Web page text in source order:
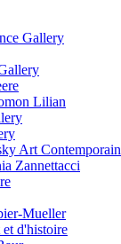
Gallery
Lilian
Art Contemporain
Zannettacci
Mueller
et d'histoire